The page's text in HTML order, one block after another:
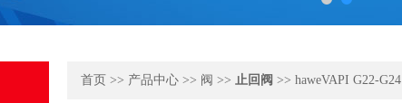
首页 >> 产品中心 >> 阀 >> 止回阀 >> haweVAPI G22-G24